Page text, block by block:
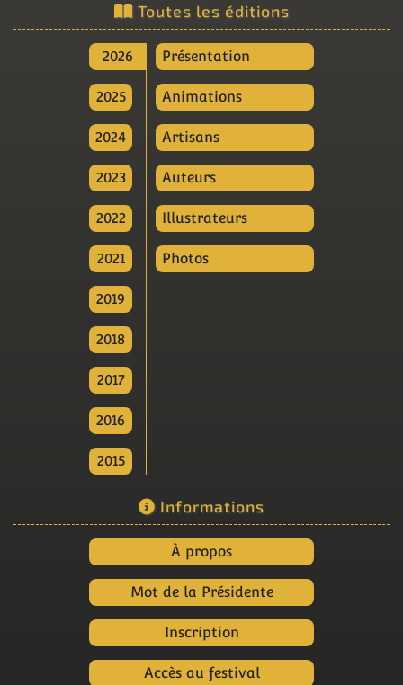
Toutes les éditions
2026
2025
2024
2023
2022
2021
2019
2018
2017
2016
2015
Présentation
Animations
Artisans
Auteurs
Illustrateurs
Photos
Informations
À propos
Mot de la Présidente
Inscription
Accès au festival